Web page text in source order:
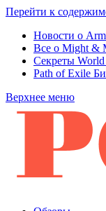
Перейти к
Новости о
Все о Might &
Секреты
Path of Exile
Верхнее меню